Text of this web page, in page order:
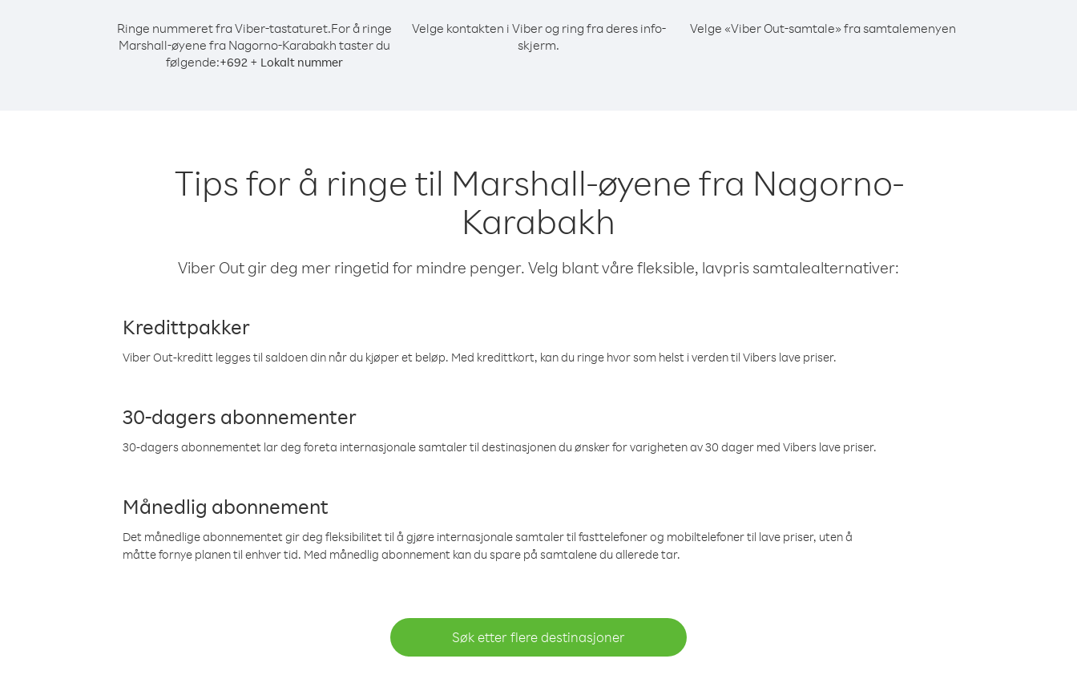
Ringe nummeret fra Viber-tastaturet.For å ringe
Marshall-øyene fra Nagorno-Karabakh taster du
følgende:+692+ Lokalt nummer
Velge kontakten i Viber og ring fra deres info-
skjerm.
Velge «Viber Out-samtale» fra samtalemenyen
Tips for å ringe til Marshall-øyene fra Nagorno-
Karabakh
Viber Out gir deg mer ringetid for mindre penger. Velg blant våre fleksible, lavpris samtalealternativer:
Kredittpakker
Viber Out-kreditt legges til saldoen din når du kjøper et beløp. Med kredittkort, kan du ringe hvor som helst i verden til Vibers lave priser.
30-dagers abonnementer
30-dagers abonnementet lar deg foreta internasjonale samtaler til destinasjonen du ønsker for varigheten av 30 dager med Vibers lave priser.
Månedlig abonnement
Det månedlige abonnementet gir deg fleksibilitet til å gjøre internasjonale samtaler til fasttelefoner og mobiltelefoner til lave priser, uten å
måtte fornye planen til enhver tid. Med månedlig abonnement kan du spare på samtalene du allerede tar.
Søk etter flere destinasjoner